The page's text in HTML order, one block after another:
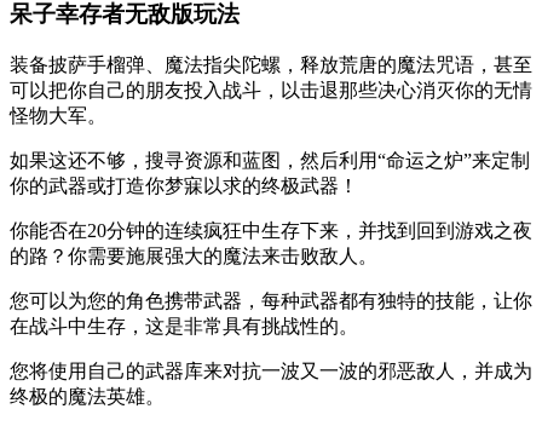
呆子幸存者无敌版玩法
装备披萨手榴弹、魔法指尖陀螺，释放荒唐的魔法咒语，甚至
可以把你自己的朋友投入战斗，以击退那些决心消灭你的无情
怪物大军。
如果这还不够，搜寻资源和蓝图，然后利用“命运之炉”来定制
你的武器或打造你梦寐以求的终极武器！
你能否在20分钟的连续疯狂中生存下来，并找到回到游戏之夜
的路？你需要施展强大的魔法来击败敌人。
您可以为您的角色携带武器，每种武器都有独特的技能，让你
在战斗中生存，这是非常具有挑战性的。
您将使用自己的武器库来对抗一波又一波的邪恶敌人，并成为
终极的魔法英雄。